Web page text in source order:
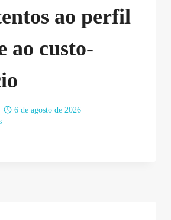
ao perfil
ao custo-
6 de agosto de 2026